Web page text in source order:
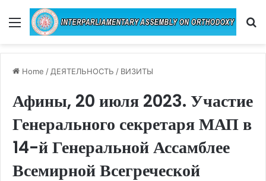
Menu
Home / ДЕЯТЕЛЬНОСТЬ / ВИЗИТЫ
Афины, 20 июля 2023. Участие
Генерального секретаря МАП в
14-й Генеральной Ассамблее
Всемирной Всегреческой